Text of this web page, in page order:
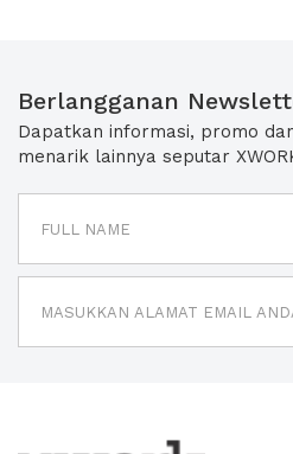
Berlangganan
Dapatkan informasi, promo
menarik lainnya seputar